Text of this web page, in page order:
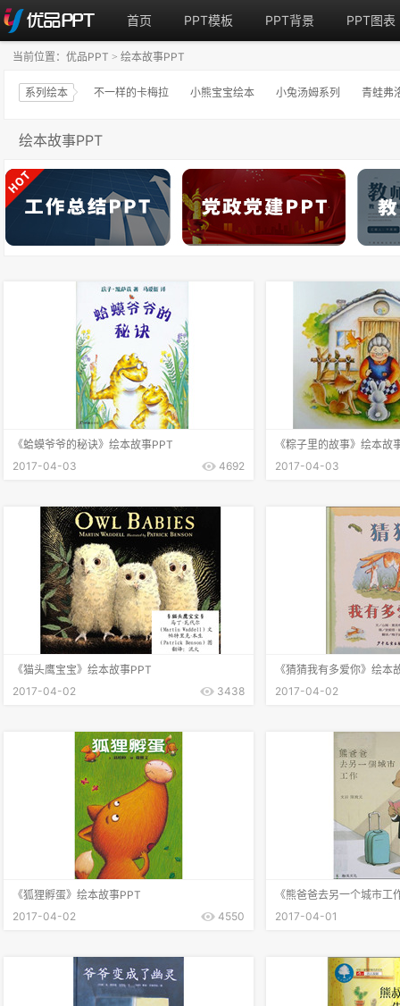
首页 PPT模板 PPT背景 PPT图表
当前位置： 优品PPT > 绘本故事PPT
系列绘本 不一样的卡梅拉 小熊宝宝绘本 小兔汤姆系列 青蛙弗
绘本故事PPT
《蛤蟆爷爷的秘诀》绘本故事PPT
2017-04-03
4692
《粽子里的故事》绘本故
2017-04-03
《猫头鹰宝宝》绘本故事PPT
2017-04-02
3438
《猜猜我有多爱你》绘本
2017-04-02
《狐狸孵蛋》绘本故事PPT
2017-04-02
4550
《熊爸爸去另一个城市工
2017-04-01